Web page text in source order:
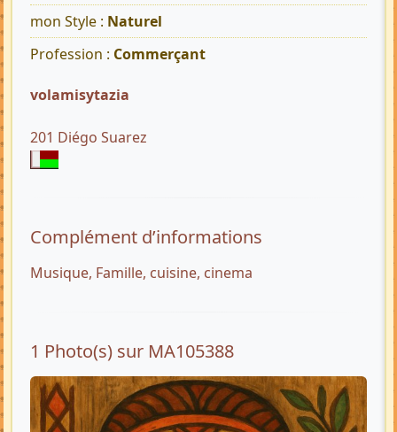
mon Style : Naturel
Profession : Commerçant
volamisytazia
201 Diégo Suarez
Complément d’informations
Musique, Famille, cuisine, cinema
1 Photo(s) sur MA105388